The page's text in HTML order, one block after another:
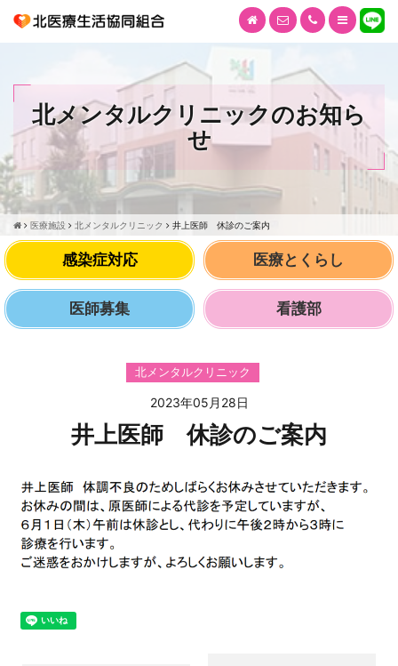
北メンタルクリニックのお知ら
せ
医療施設 北メンタルクリニック 井上医師 休診のご案内
感染症対応 医療とくらし
医師募集 看護部
北メンタルクリニック
2023年05月28日
井上医師 休診のご案内